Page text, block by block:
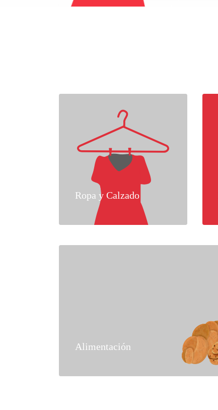
Ropa y Calzado
Alimentación